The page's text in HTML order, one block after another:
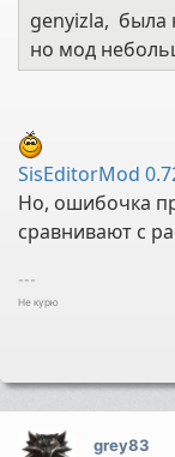
genyizla, была
но мод
SisEditorMod
Но, ошибочка
сравнивают с
---
Не курю
grey83